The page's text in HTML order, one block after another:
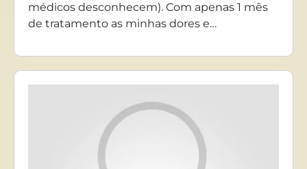
médicos desconhecem). Com apenas 1 mês
de tratamento as minhas dores e…